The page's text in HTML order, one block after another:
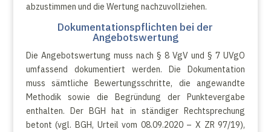
abzustimmen und die Wertung nachzuvollziehen.
Dokumentationspflichten bei der
Angebotswertung
Die Angebotswertung muss nach § 8 VgV und § 7 UVgO
umfassend dokumentiert werden. Die Dokumentation
muss sämtliche Bewertungsschritte, die angewandte
Methodik sowie die Begründung der Punktevergabe
enthalten. Der BGH hat in ständiger Rechtsprechung
betont (vgl. BGH, Urteil vom 08.09.2020 – X ZR 97/19),